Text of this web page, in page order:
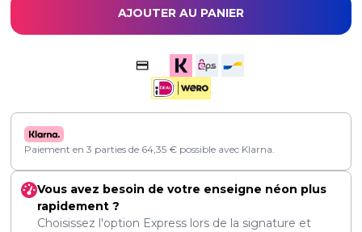
AJOUTER AU PANIER
Paiement en 3 parties de 64,35 € possible avec Klarna.
Vous avez besoin de votre enseigne néon plus
rapidement ?
Choisissez l'option Express lors de la signature et